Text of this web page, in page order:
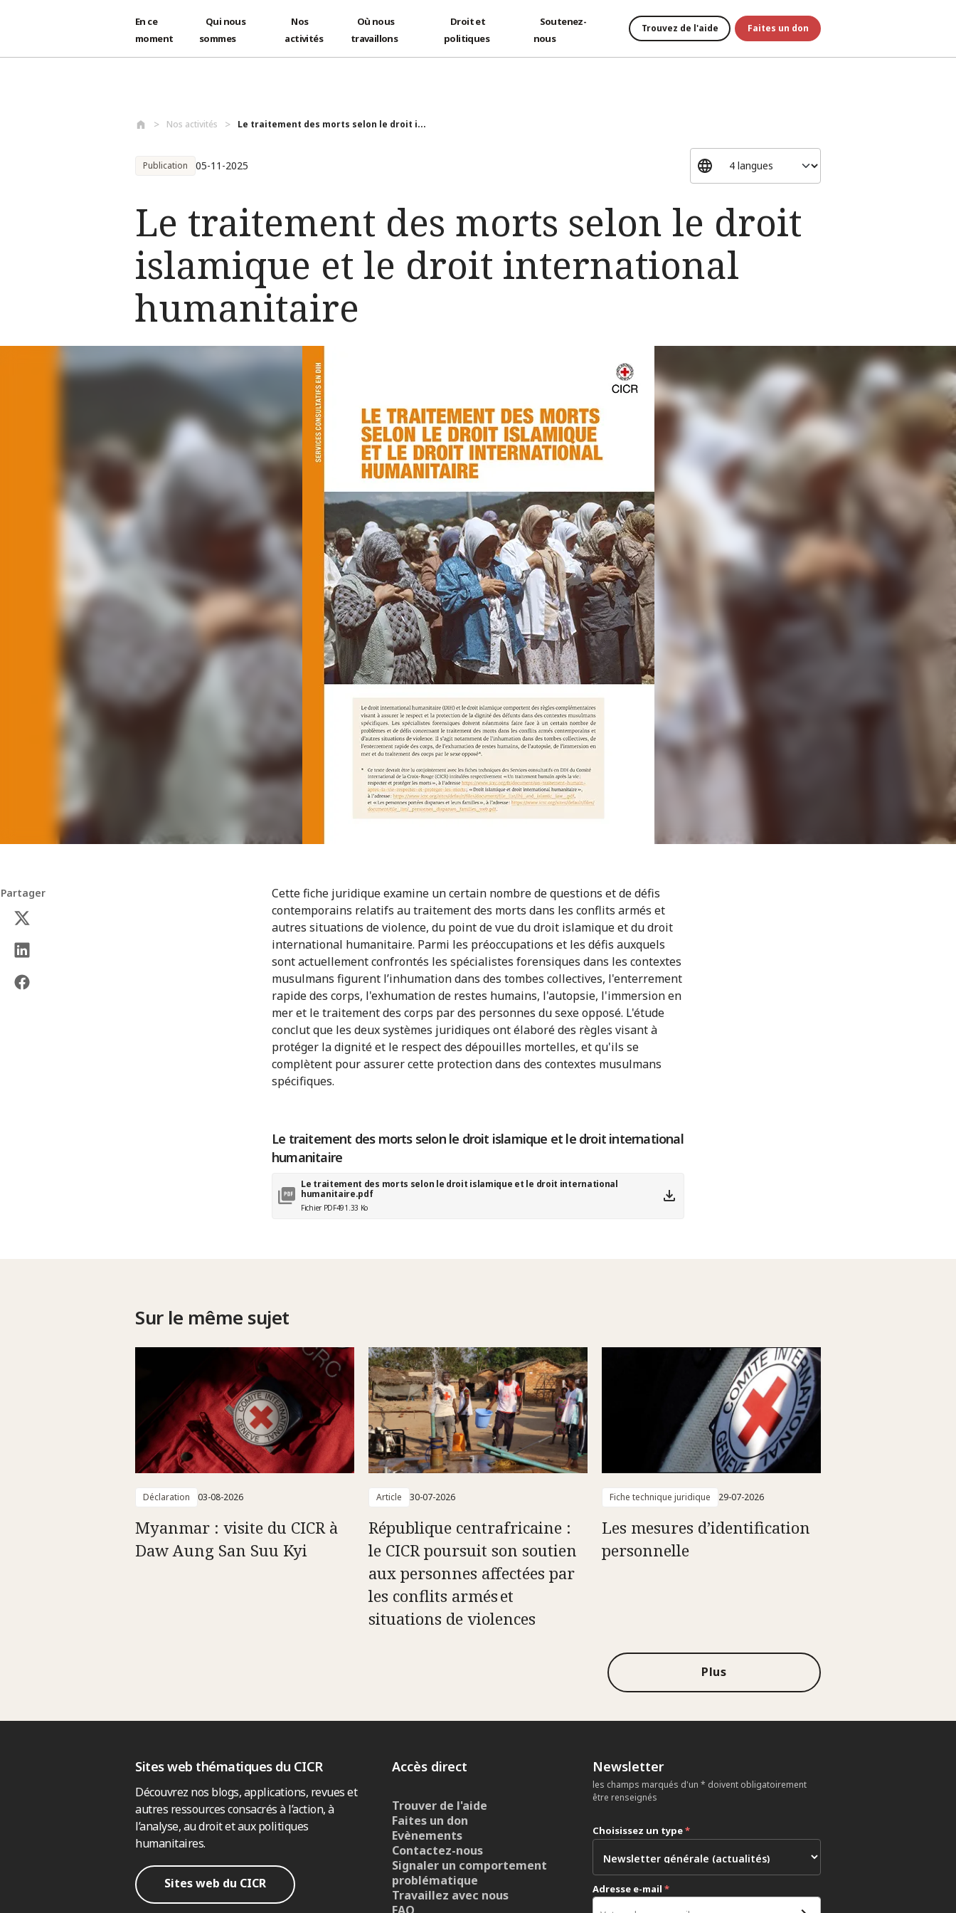
En ce
moment
Qui nous
sommes
Nos
activités
Où nous
travaillons
Droit et
politiques
Soutenez-
nous
Trouvez de l'aide Faites un don
Nos activités Le traitement des morts selon le droit i...
Publication 05-11-2025
Le traitement des morts selon le droit
islamique et le droit international
humanitaire
Partager
Cette fiche juridique examine un certain nombre de questions et de défis
contemporains relatifs au traitement des morts dans les conflits armés et
autres situations de violence, du point de vue du droit islamique et du droit
international humanitaire. Parmi les préoccupations et les défis auxquels
sont actuellement confrontés les spécialistes forensiques dans les contextes
musulmans figurent l’inhumation dans des tombes collectives, l'enterrement
rapide des corps, l'exhumation de restes humains, l'autopsie, l'immersion en
mer et le traitement des corps par des personnes du sexe opposé. L'étude
conclut que les deux systèmes juridiques ont élaboré des règles visant à
protéger la dignité et le respect des dépouilles mortelles, et qu'ils se
complètent pour assurer cette protection dans des contextes musulmans
spécifiques.
Le traitement des morts selon le droit islamique et le droit international
humanitaire
Le traitement des morts selon le droit islamique et le droit international
humanitaire.pdf
Fichier PDF491.33 Ko
Sur le même sujet
Déclaration 03-08-2026
Myanmar : visite du CICR à
Daw Aung San Suu Kyi
Article 30-07-2026
République centrafricaine :
le CICR poursuit son soutien
aux personnes affectées par
les conflits armés et
situations de violences
Fiche technique juridique 29-07-2026
Les mesures d’identification
personnelle
Plus
Sites web thématiques du CICR
Découvrez nos blogs, applications, revues et
autres ressources consacrés à l’action, à
l’analyse, au droit et aux politiques
humanitaires.
Sites web du CICR
Accès direct
Trouver de l'aide
Faites un don
Evènements
Contactez-nous
Signaler un comportement
problématique
Travaillez avec nous
FAQ
Newsletter
les champs marqués d'un * doivent obligatoirement
être renseignés
Choisissez un type*
Adresse e-mail *